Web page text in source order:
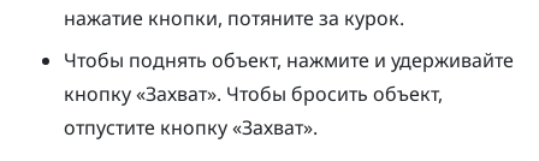
нажатие кнопки, потяните за курок.
Чтобы поднять объект, нажмите и удерживайте
кнопку «Захват». Чтобы бросить объект,
отпустите кнопку «Захват».